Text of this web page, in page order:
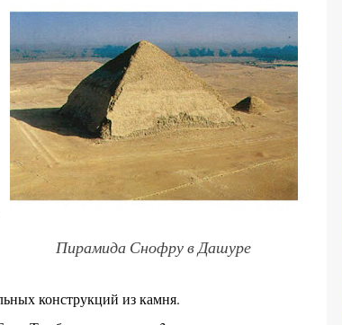
Пирамида Снофру в Дашуре
конструкций из камня.